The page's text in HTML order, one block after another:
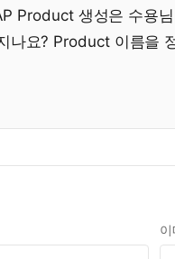
Product 생성은 수용
나요? Product 이름을
이